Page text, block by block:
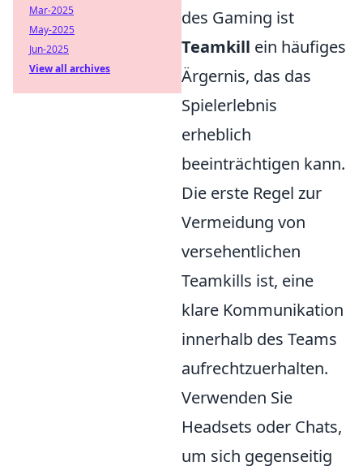
des Gaming ist
Teamkill ein häufiges
Ärgernis, das das
Spielerlebnis
erheblich
beeinträchtigen kann.
Die erste Regel zur
Vermeidung von
versehentlichen
Teamkills ist, eine
klare Kommunikation
innerhalb des Teams
aufrechtzuerhalten.
Verwenden Sie
Headsets oder Chats,
um sich gegenseitig
Mar-2025
May-2025
Jun-2025
View all archives